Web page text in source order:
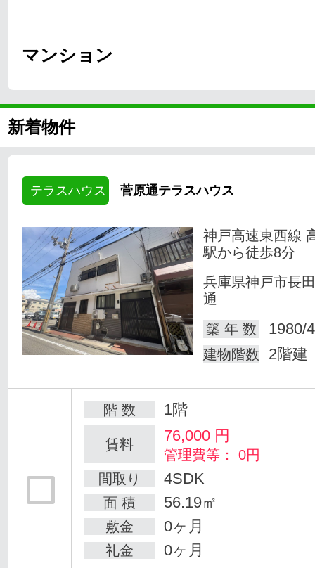
マンション
新着物件
テラスハウス 菅原通テラスハウス
神戸高速東西線
駅から徒歩8分
兵庫県神戸市長
通
築 年 数
1980/
建物階数 2階建
階 数 1階
賃料 76,000 円
管理費等： 0円
間取り
4SDK
面 積 56.19㎡
敷金 0ヶ月
礼金 0ヶ月